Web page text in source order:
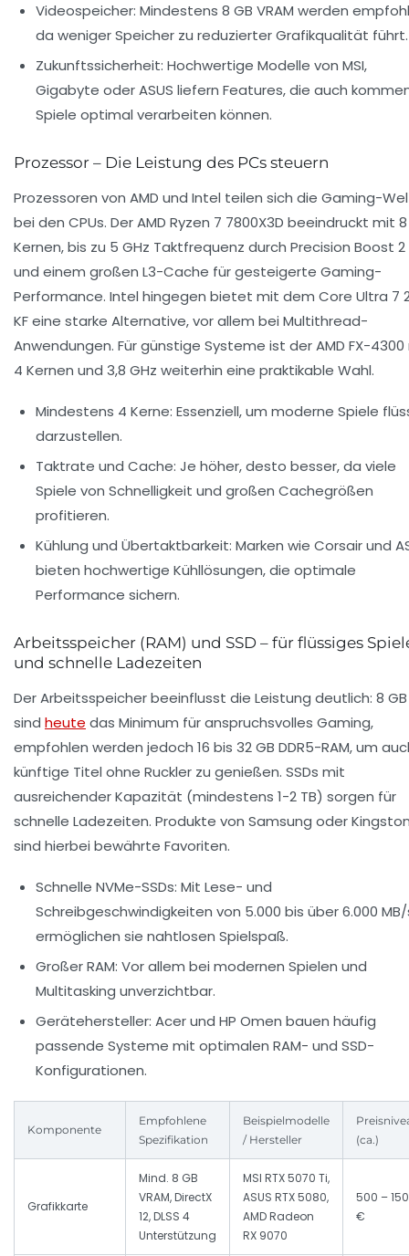
Videospeicher: Mindestens 8 GB VRAM werden
da weniger Speicher zu reduzierter Grafikqualität führt.
Zukunftssicherheit: Hochwertige Modelle von MSI,
Gigabyte oder ASUS liefern Features, die auch
Spiele optimal verarbeiten können.
Prozessor – Die Leistung des PCs steuern
Prozessoren von AMD und Intel teilen sich die Gaming-
bei den CPUs. Der AMD Ryzen 7 7800X3D beeindruckt mit 8
Kernen, bis zu 5 GHz Taktfrequenz durch Precision Boost 2
und einem großen L3-Cache für gesteigerte Gaming-
Performance. Intel hingegen bietet mit dem Core Ultra 7
KF eine starke Alternative, vor allem bei Multithread-
Anwendungen. Für günstige Systeme ist der AMD FX-
4 Kernen und 3,8 GHz weiterhin eine praktikable Wahl.
Mindestens 4 Kerne: Essenziell, um moderne Spiele
darzustellen.
Taktrate und Cache: Je höher, desto besser, da viele
Spiele von Schnelligkeit und großen Cachegrößen
profitieren.
Kühlung und Übertaktbarkeit: Marken wie Corsair und
bieten hochwertige Kühllösungen, die optimale
Performance sichern.
Arbeitsspeicher (RAM) und SSD – für flüssiges
und schnelle Ladezeiten
Der Arbeitsspeicher beeinflusst die Leistung deutlich: 8 GB
sind heute das Minimum für anspruchsvolles Gaming,
empfohlen werden jedoch 16 bis 32 GB DDR5-RAM, um
künftige Titel ohne Ruckler zu genießen. SSDs mit
ausreichender Kapazität (mindestens 1-2 TB) sorgen für
schnelle Ladezeiten. Produkte von Samsung oder
sind hierbei bewährte Favoriten.
Schnelle NVMe-SSDs: Mit Lese- und
Schreibgeschwindigkeiten von 5.000 bis über 6.000
ermöglichen sie nahtlosen Spielspaß.
Großer RAM: Vor allem bei modernen Spielen und
Multitasking unverzichtbar.
Gerätehersteller: Acer und HP Omen bauen häufig
passende Systeme mit optimalen RAM- und SSD-
Konfigurationen.
Komponente
Empfohlene
Spezifikation
Beispielmodelle
/ Hersteller
(ca.)
Grafikkarte
Mind. 8 GB
VRAM, DirectX
12, DLSS 4
Unterstützung
MSI RTX 5070 Ti,
ASUS RTX 5080,
AMD Radeon
RX 9070
500 –
€